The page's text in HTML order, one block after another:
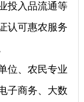
投入品流通等
认可惠农服务
位、农民专业
子商务、大数